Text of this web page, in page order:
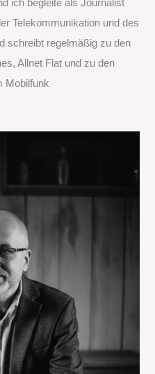
ich begleite als Journalist
Telekommunikation und des
schreibt regelmäßig zu den
Allnet Flat und zu den
Mobilfunk